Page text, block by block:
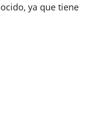
ya que tiene